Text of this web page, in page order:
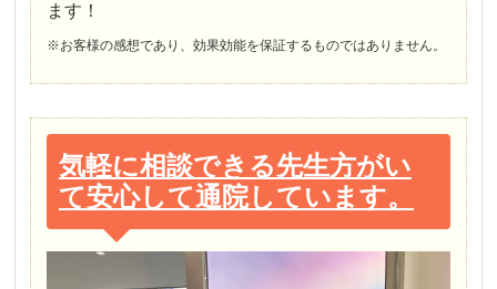
ます！
※お客様の感想であり、効果効能を保証するものではありません。
気軽に相談できる先生方がい
て安心して通院しています。